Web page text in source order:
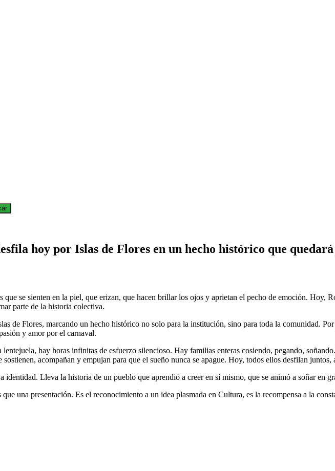
hoy por Islas de Flores en un hecho histórico que
se sienten en la piel, que erizan, que hacen brillar los ojos y aprietan el pecho de emoción. Hoy,
parte de la historia colectiva.
de Flores, marcando un hecho histórico no solo para la institución, sino para toda la comunidad.
y amor por el carnaval.
lentejuela, hay horas infinitas de esfuerzo silencioso. Hay familias enteras cosiendo, pegando,
sostienen, acompañan y empujan para que el sueño nunca se apague. Hoy, todos ellos desfilan
Lleva la historia de un pueblo que aprendió a creer en sí mismo, que se animó a soñar en
una presentación. Es el reconocimiento a un idea plasmada en Cultura, es la recompensa a la